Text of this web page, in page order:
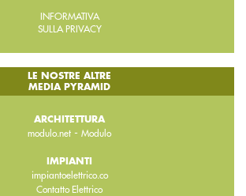
INFORMATIVA
SULLA PRIVACY
LE NOSTRE ALTRE
MEDIA PYRAMID
ARCHITETTURA
modulo.net - Modulo
IMPIANTI
impiantoelettrico.co
Contatto Elettrico